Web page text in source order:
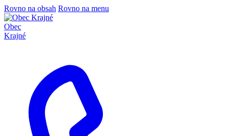
Rovno na obsah Rovno na menu
Obec
Krajné